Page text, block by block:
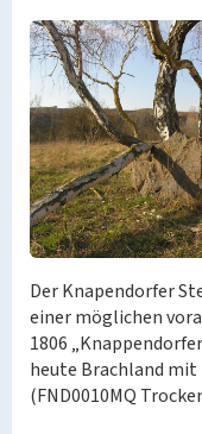
Der Knapendorfer
einer möglichen
1806
heute Brachland
(FND0010MQ